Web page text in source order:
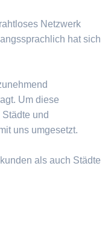
Netzwerk
hat sich
Um diese
und
uns umgesetzt.
als auch Städte